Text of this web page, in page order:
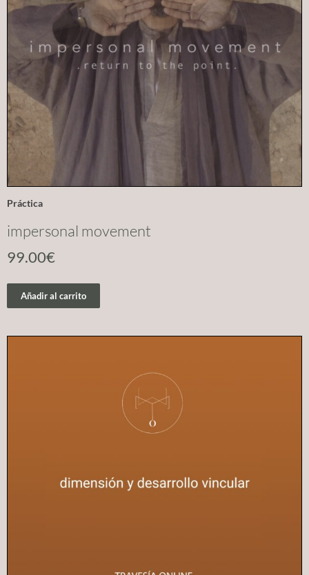
Práctica
impersonal movement
99.00€
Añadir al carrito